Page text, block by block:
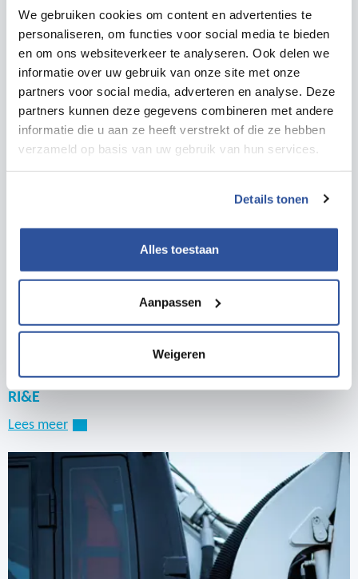
We gebruiken cookies om content en advertenties te
personaliseren, om functies voor social media te bieden
en om ons websiteverkeer te analyseren. Ook delen we
informatie over uw gebruik van onze site met onze
partners voor social media, adverteren en analyse. Deze
partners kunnen deze gegevens combineren met andere
informatie die u aan ze heeft verstrekt of die ze hebben
verzameld op basis van uw gebruik van hun services.
Details tonen
Alles toestaan
Aanpassen
Weigeren
Maak je een risico-inventarisatie per
bouwactiviteit en per bouwfase.
Kun je op eenvoudige wijze je eigen ervaringen
en inzichten integreren in de databank.
Soortgelijke werkzaamheden kun je in de
van werkoverleg en taakinstructie.
Integreer je de activiteiten uit V&G-plannen van
andere werkgevers in het V&G-plan.
Ondersteun je het V&G-management in het
bouwproces.
RI&E
Lees meer